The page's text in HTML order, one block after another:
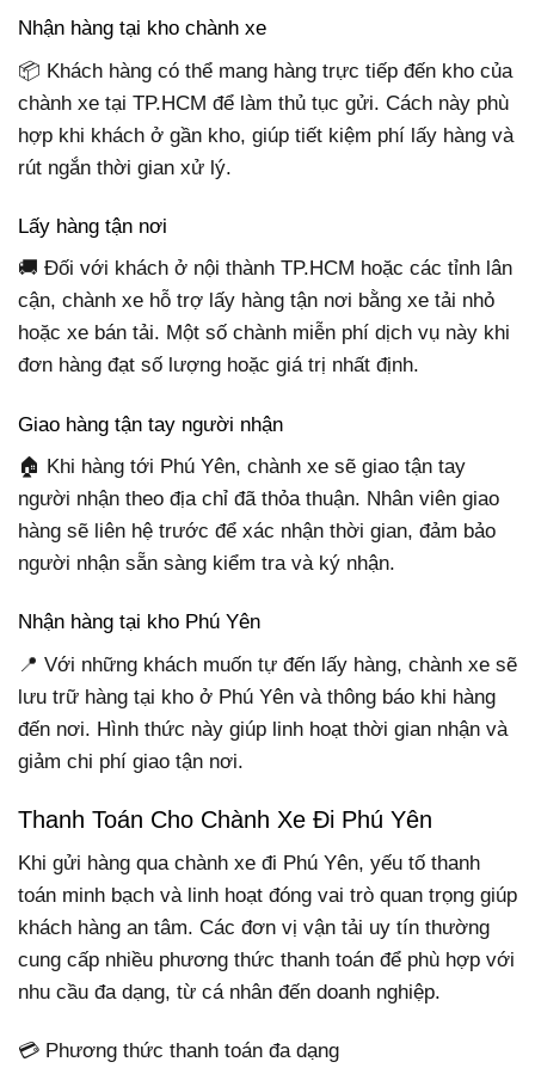
Nhận hàng tại kho chành xe
📦 Khách hàng có thể mang hàng trực tiếp đến kho của
chành xe tại TP.HCM để làm thủ tục gửi. Cách này phù
hợp khi khách ở gần kho, giúp tiết kiệm phí lấy hàng và
rút ngắn thời gian xử lý.
Lấy hàng tận nơi
🚚 Đối với khách ở nội thành TP.HCM hoặc các tỉnh lân
cận, chành xe hỗ trợ lấy hàng tận nơi bằng xe tải nhỏ
hoặc xe bán tải. Một số chành miễn phí dịch vụ này khi
đơn hàng đạt số lượng hoặc giá trị nhất định.
Giao hàng tận tay người nhận
🏠 Khi hàng tới Phú Yên, chành xe sẽ giao tận tay
người nhận theo địa chỉ đã thỏa thuận. Nhân viên giao
hàng sẽ liên hệ trước để xác nhận thời gian, đảm bảo
người nhận sẵn sàng kiểm tra và ký nhận.
Nhận hàng tại kho Phú Yên
📍 Với những khách muốn tự đến lấy hàng, chành xe sẽ
lưu trữ hàng tại kho ở Phú Yên và thông báo khi hàng
đến nơi. Hình thức này giúp linh hoạt thời gian nhận và
giảm chi phí giao tận nơi.
Thanh Toán Cho Chành Xe Đi Phú Yên
Khi gửi hàng qua chành xe đi Phú Yên, yếu tố thanh
toán minh bạch và linh hoạt đóng vai trò quan trọng giúp
khách hàng an tâm. Các đơn vị vận tải uy tín thường
cung cấp nhiều phương thức thanh toán để phù hợp với
nhu cầu đa dạng, từ cá nhân đến doanh nghiệp.
💳 Phương thức thanh toán đa dạng